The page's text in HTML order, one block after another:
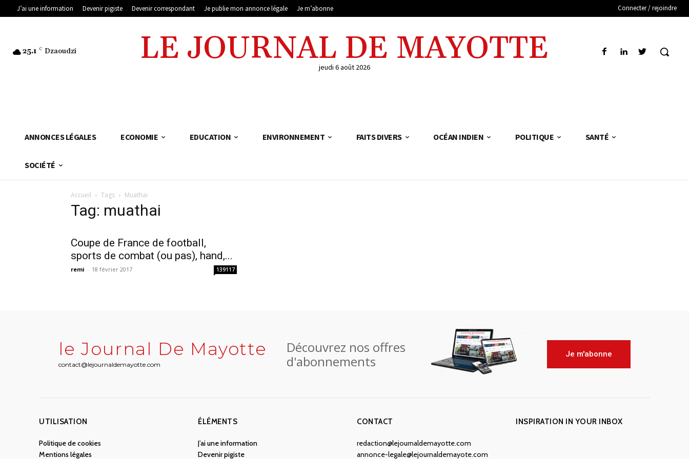
J’ai une information Devenir pigiste Devenir correspondant Je publie mon annonce légale Je m’abonne Connecter / rejoindre
25.1 C Dzaoudzi LE JOURNAL DE MAYOTTE
jeudi 6 août 2026
ANNONCES LÉGALES ECONOMIE EDUCATION ENVIRONNEMENT FAITS DIVERS OCÉAN INDIEN POLITIQUE SANTÉ
SOCIÉTÉ
Accueil Tags Muathai
Tag: muathai
Coupe de France de football,
sports de combat (ou pas), hand,...
remi - 18 février 2017 139117
le Journal De Mayotte
contact@lejournaldemayotte.com
Découvrez nos offres
d'abonnements
Je m'abonne
UTILISATION
Politique de cookies
Mentions légales
ÉLÉMENTS
J’ai une information
Devenir pigiste
CONTACT
redaction@lejournaldemayotte.com
annonce-legale@lejournaldemayote.com
INSPIRATION IN YOUR INBOX